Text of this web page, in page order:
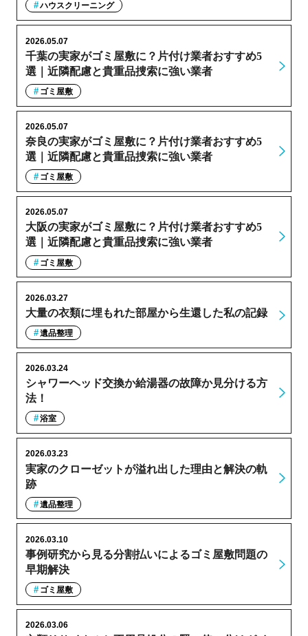
ハウスクリーニング
千葉の実家がゴミ屋敷に？片付け業者おすすめ5
選｜近隣配慮と貴重品捜索に強い業者
2026.05.07
ゴミ屋敷
奈良の実家がゴミ屋敷に？片付け業者おすすめ5
選｜近隣配慮と貴重品捜索に強い業者
2026.05.07
ゴミ屋敷
大阪の実家がゴミ屋敷に？片付け業者おすすめ5
選｜近隣配慮と貴重品捜索に強い業者
2026.05.07
ゴミ屋敷
大量の衣類に埋もれた部屋から生還した私の記録
2026.03.27
遺品整理
シャワーヘッド交換か給湯器の故障か見分ける方
法！
2026.03.24
浴室
実家のクローゼットが溢れ出した理由と解決の軌
跡
2026.03.23
遺品整理
事例研究から見る分割払いによるゴミ屋敷問題の
早期解決
2026.03.10
ゴミ屋敷
2026.03.06